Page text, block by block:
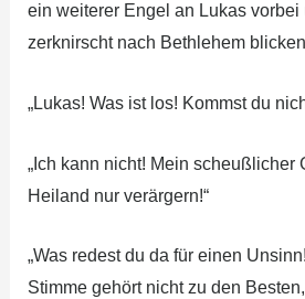
ein weiterer Engel an Lukas vorbei
zerknirscht nach Bethlehem
„Lukas! Was ist los! Kommst du
„Ich kann nicht! Mein scheußlicher
Heiland nur verärgern!“
„Was redest du da für einen
Stimme gehört nicht zu den